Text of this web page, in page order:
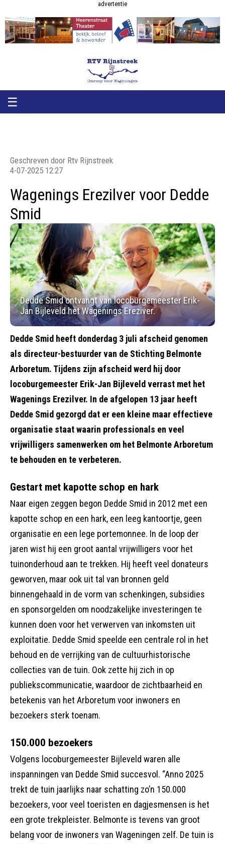
advertentie
☰
Geschreven door Rtv Rijnstreek
4-07-2025 12:27
Wagenings Erezilver voor Dedde
Smid
Dedde Smid ontvangt van locoburgemeester Erik-
Jan Bijleveld het Wagenings Ereziver.
Dedde Smid heeft donderdag 3 juli afscheid genomen
als directeur-bestuurder van de Stichting Belmonte
Arboretum. Tijdens zijn afscheid werd hij door
locoburgemeester Erik-Jan Bijleveld verrast met het
Wagenings Erezilver. In de afgelopen 13 jaar heeft
Dedde Smid gezorgd dat er een kleine maar effectieve
organisatie staat waarin professionals en veel
vrijwilligers samenwerken om het Belmonte Arboretum
te behouden en te verbeteren.
Gestart met kapotte schop en hark
Naar eigen zeggen begon Dedde Smid in 2012 met een
kapotte schop en een hark, een leeg kantoortje, geen
organisatie en een lege portemonnee. In de loop der
jaren wist hij een groot aantal vrijwilligers voor het
tuinonderhoud aan te trekken. Hij heeft veel donateurs
geworven, maar ook uit tal van bronnen geld
binnengehaald in de vorm van schenkingen, subsidies
en sponsorgelden om noodzakelijke investeringen te
kunnen doen voor het verwerven van inkomsten uit
exploitatie. Dedde Smid speelde een centrale rol in het
behoud en de verrijking van de cultuurhistorische
collecties van de tuin. Ook zette hij zich in op
publiekscommunicatie, waardoor de zichtbaarheid en
betekenis van het Arboretum voor inwoners en
bezoekers sterk toenam.
150.000 bezoekers
Volgens locoburgemeester Bijleveld waren alle
inspanningen van Dedde Smid succesvol. “Anno 2025
trekt de tuin jaarlijks naar schatting zo’n 150.000
bezoekers, voor veel toeristen en dagjesmensen is het
een grote trekpleister. Belmonte is tevens van groot
belang voor de inwoners van Wageningen zelf. De tuin is